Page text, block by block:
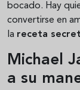
bocado. Hay
convertirse en
la receta
Michael
a su